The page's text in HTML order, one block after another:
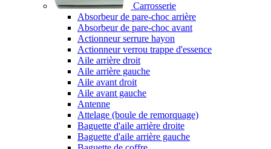
Carrosserie
Absorbeur de pare-choc arrière
Absorbeur de pare-choc avant
Actionneur serrure hayon
Actionneur verrou trappe d'essence
Aile arrière droit
Aile arrière gauche
Aile avant droit
Aile avant gauche
Antenne
Attelage (boule de remorquage)
Baguette d'aile arrière droite
Baguette d'aile arrière gauche